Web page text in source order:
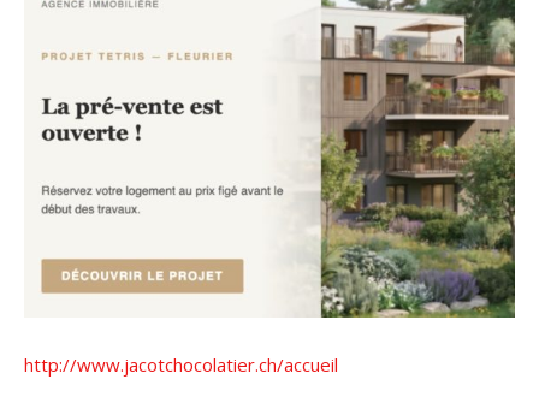
http://www.jacotchocolatier.ch/accueil